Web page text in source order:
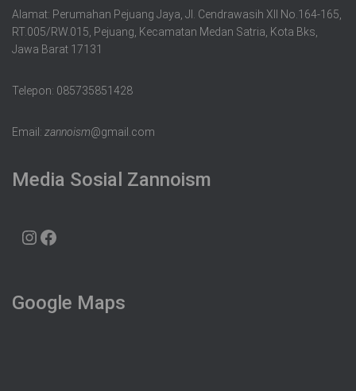
Alamat: Perumahan Pejuang Jaya, Jl. Cendrawasih XII No.164-165,
RT.005/RW.015, Pejuang, Kecamatan Medan Satria, Kota Bks,
Jawa Barat 17131
Telepon: 085735851428
Email: zannoism@gmail.com
Media Sosial Zannoism
Google Maps